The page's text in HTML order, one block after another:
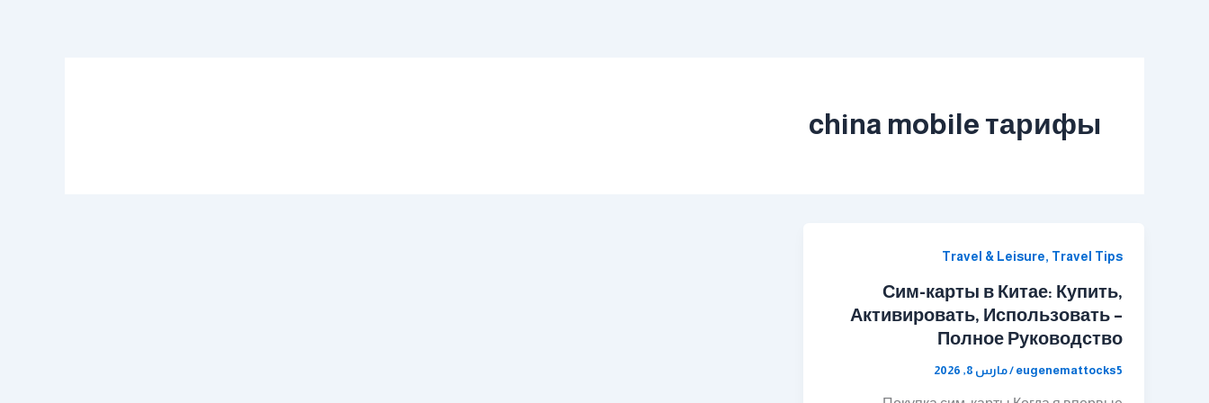
china mobile тарифы
Travel & Leisure, Travel Tips
Сим-карты в Китае: Купить,
Активировать, Использовать –
Полное Руководство
eugenemattocks5
/مارس 8, 2026